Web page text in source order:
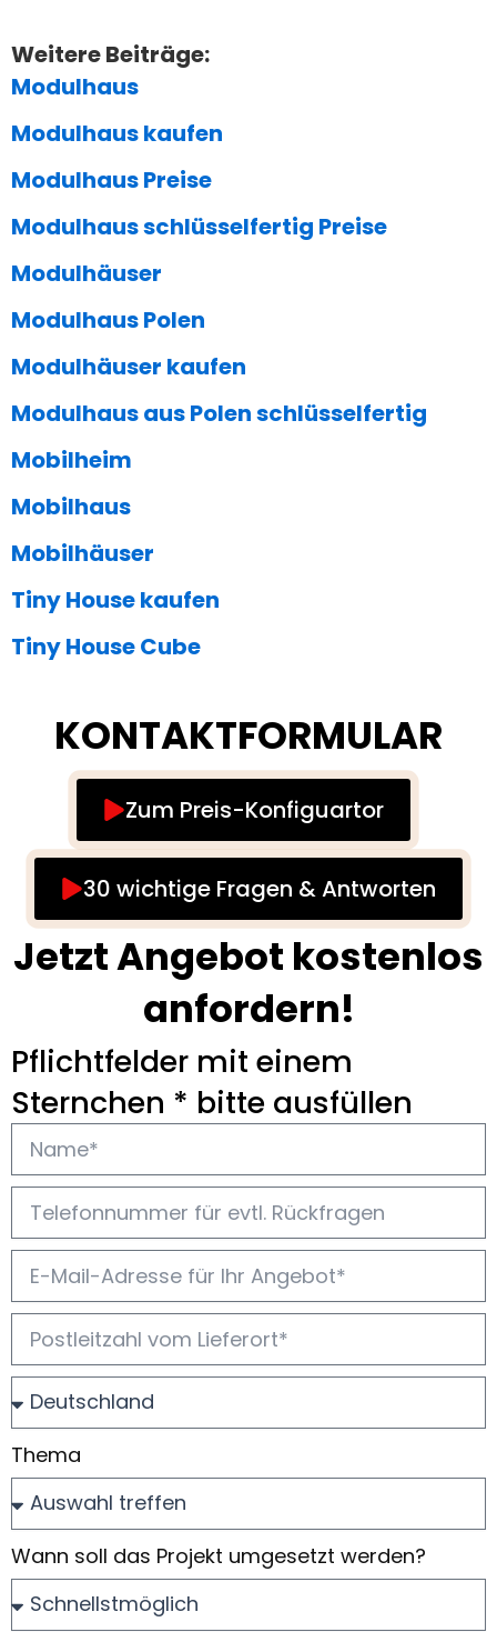
Weitere Beiträge:
Modulhaus
Modulhaus kaufen
Modulhaus Preise
Modulhaus schlüsselfertig Preise
Modulhäuser
Modulhaus Polen
Modulhäuser kaufen
Modulhaus aus Polen schlüsselfertig
Mobilheim
Mobilhaus
Mobilhäuser
Tiny House kaufen
Tiny House Cube
KONTAKTFORMULAR
Zum Preis-Konfiguartor
30 wichtige Fragen & Antworten
Jetzt Angebot kostenlos
anfordern!
Pflichtfelder mit einem
Sternchen * bitte ausfüllen
Thema
Wann soll das Projekt umgesetzt werden?